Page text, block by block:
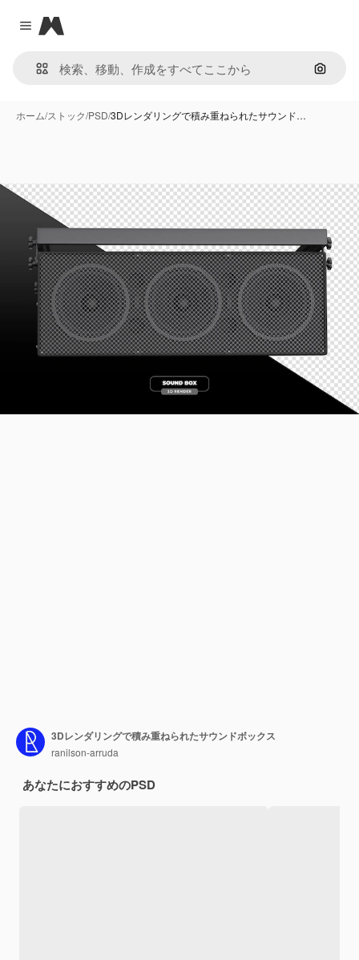
Close menu
Magnific
画像で
ホーム/ストック/PSD/3Dレンダリングで積み重ねられたサウンド…
3Dレンダリングで積み重ねられたサウンドボックス
ranilson-arruda
あなたにおすすめのPSD